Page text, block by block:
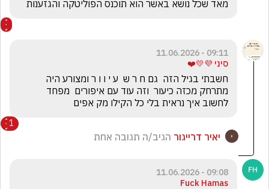
מאד שכל נושא באשר הוא תוכנס הפוליטקה והגזענות
09:11 - 11.06.2026
סיני 💜💛❤️
לחשוב איך נראית בלי כל הקילו מק אפים
1
יאיר דרייגור הגיב/ה תגובה אחת
09:08 - 11.06.2026
Fuck Hamas